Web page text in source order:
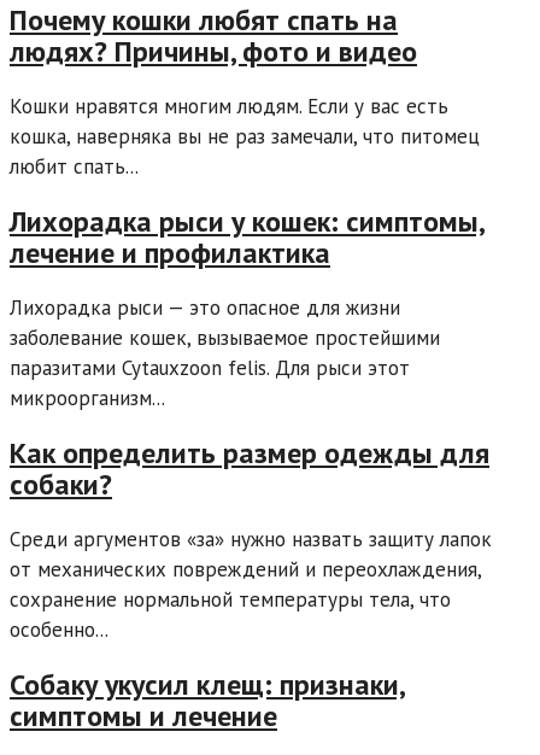
Почему кошки любят спать на
людях? Причины, фото и видео
Кошки нравятся многим людям. Если у вас есть
кошка, наверняка вы не раз замечали, что питомец
любит спать...
Лихорадка рыси у кошек: симптомы,
лечение и профилактика
Лихорадка рыси — это опасное для жизни
заболевание кошек, вызываемое простейшими
паразитами Cytauxzoon felis. Для рыси этот
микроорганизм...
Как определить размер одежды для
собаки?
Среди аргументов «за» нужно назвать защиту лапок
от механических повреждений и переохлаждения,
сохранение нормальной температуры тела, что
особенно...
Собаку укусил клещ: признаки,
симптомы и лечение